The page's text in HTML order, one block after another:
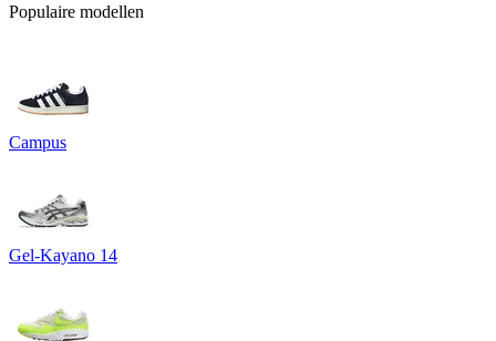
Populaire modellen
Campus
Gel-Kayano 14